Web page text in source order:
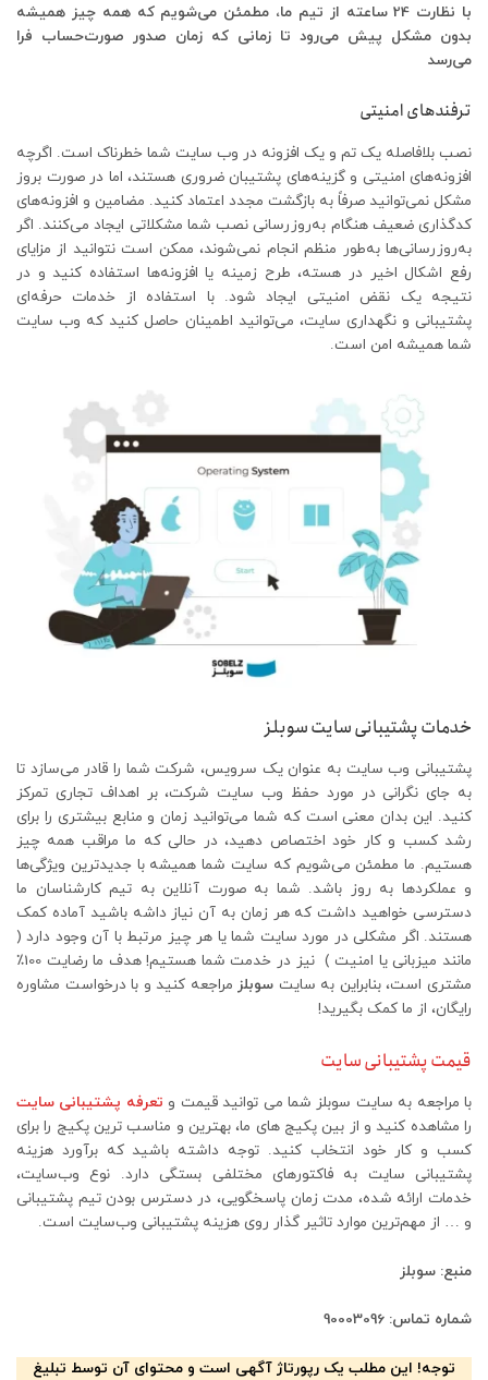
با نظارت 24 ساعته از تیم ما، مطمئن می‌شویم که همه چیز همیشه
بدون مشکل پیش می‌رود تا زمانی که زمان صدور صورت‌حساب فرا
می‌رسد
ترفندهای امنیتی
نصب بلافاصله یک تم و یک افزونه در وب سایت شما خطرناک است. اگرچه
افزونه‌های امنیتی و گزینه‌های پشتیبان ضروری هستند، اما در صورت بروز
مشکل نمی‌توانید صرفاً به بازگشت مجدد اعتماد کنید. مضامین و افزونه‌های
کدگذاری ضعیف هنگام به‌روزرسانی نصب شما مشکلاتی ایجاد می‌کنند. اگر
به‌روزرسانی‌ها به‌طور منظم انجام نمی‌شوند، ممکن است نتوانید از مزایای
رفع اشکال اخیر در هسته، طرح زمینه یا افزونه‌ها استفاده کنید و در
نتیجه یک نقض امنیتی ایجاد شود. با استفاده از خدمات حرفه‌ای
پشتیبانی و نگهداری سایت، می‌توانید اطمینان حاصل کنید که وب سایت
شما همیشه امن است.
خدمات پشتیبانی سایت سوبلز
پشتیبانی وب سایت به عنوان یک سرویس، شرکت شما را قادر می‌سازد تا
به جای نگرانی در مورد حفظ وب سایت شرکت، بر اهداف تجاری تمرکز
کنید. این بدان معنی است که شما می‌توانید زمان و منابع بیشتری را برای
رشد کسب و کار خود اختصاص دهید، در حالی که ما مراقب همه چیز
هستیم. ما مطمئن می‌شویم که سایت شما همیشه با جدیدترین ویژگی‌ها
و عملکردها به روز باشد. شما به صورت آنلاین به تیم کارشناسان ما
دسترسی خواهید داشت که هر زمان به آن نیاز داشه باشید آماده کمک
هستند. اگر مشکلی در مورد سایت شما یا هر چیز مرتبط با آن وجود دارد (
مانند میزبانی یا امنیت ) نیز در خدمت شما هستیم! هدف ما رضایت 100٪
مشتری است، بنابراین به سایت سوبلز مراجعه کنید و با درخواست مشاوره
رایگان، از ما کمک بگیرید!
قیمت پشتیبانی سایت
با مراجعه به سایت سوبلز شما می توانید قیمت و تعرفه پشتیبانی سایت
را مشاهده کنید و از بین پکیج های ما، بهترین و مناسب ترین پکیج را برای
کسب و کار خود انتخاب کنید. توجه داشته باشید که برآورد هزینه
پشتیبانی سایت به فاکتورهای مختلفی بستگی دارد. نوع وب‌سایت،
خدمات ارائه شده، مدت زمان پاسخگویی، در دسترس بودن تیم پشتیبانی
و … از مهم‌ترین موارد تاثیر گذار روی هزینه پشتیبانی وب‌سایت است.
منبع: سوبلز
شماره تماس: 90003096
توجه! این مطلب یک رپورتاژ آگهی است و محتوای آن توسط تبلیغ